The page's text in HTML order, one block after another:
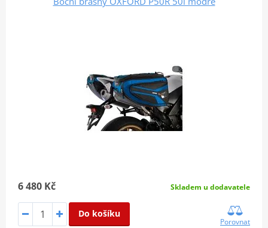
6 480 Kč Skladem u dodavatele
Do košíku
Porovnat